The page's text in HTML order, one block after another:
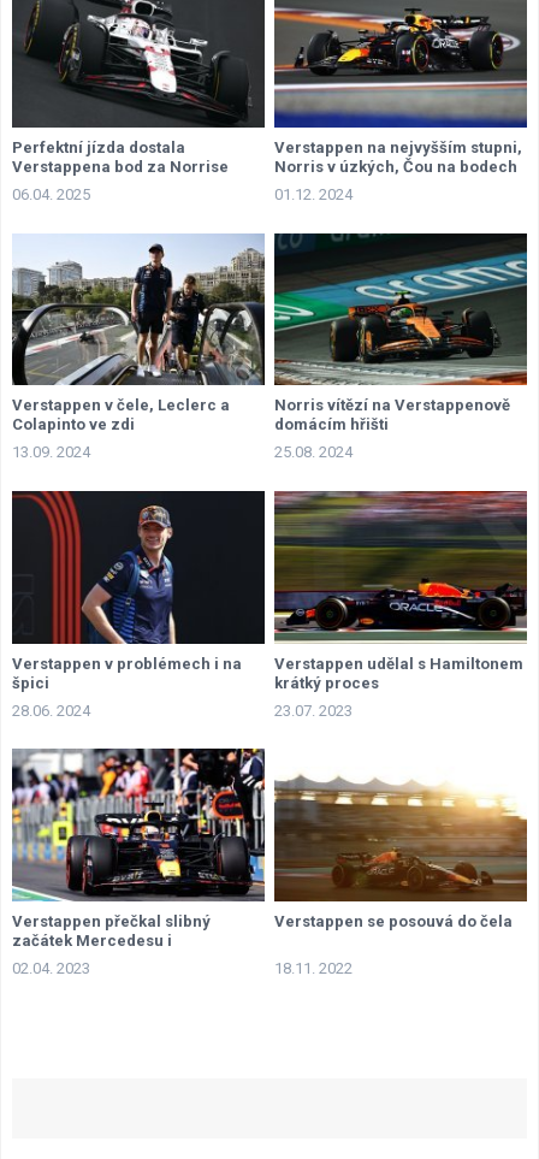
Perfektní jízda dostala
Verstappena bod za Norrise
06.04. 2025
Verstappen na nejvyšším stupni,
Norris v úzkých, Čou na bodech
01.12. 2024
Verstappen v čele, Leclerc a
Colapinto ve zdi
13.09. 2024
Norris vítězí na Verstappenově
domácím hřišti
25.08. 2024
Verstappen v problémech i na
špici
28.06. 2024
Verstappen udělal s Hamiltonem
krátký proces
23.07. 2023
Verstappen přečkal slibný
začátek Mercedesu i
kontroverzní závěr
02.04. 2023
Verstappen se posouvá do čela
18.11. 2022